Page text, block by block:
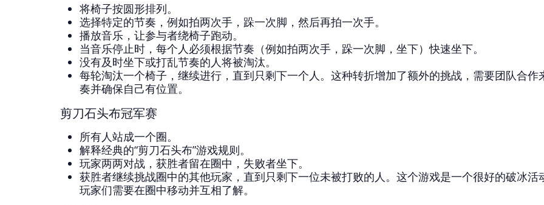
将椅子按圆形排列。
选择特定的节奏，例如拍两次手，跺一次脚，然后再拍一次手。
播放音乐，让参与者绕椅子跑动。
当音乐停止时，每个人必须根据节奏（例如拍两次手，跺一次脚，坐下）快速坐下。
没有及时坐下或打乱节奏的人将被淘汰。
每轮淘汰一个椅子，继续进行，直到只剩下一个人。这种转折增加了额外的挑战，需要团队合作
奏并确保自己有位置。
剪刀石头布冠军赛
所有人站成一个圈。
解释经典的“剪刀石头布”游戏规则。
玩家两两对战，获胜者留在圈中，失败者坐下。
获胜者继续挑战圈中的其他玩家，直到只剩下一位未被打败的人。这个游戏是一个很好的破冰活
玩家们需要在圈中移动并互相了解。